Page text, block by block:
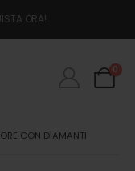
ORA!
0
CON DIAMANTI